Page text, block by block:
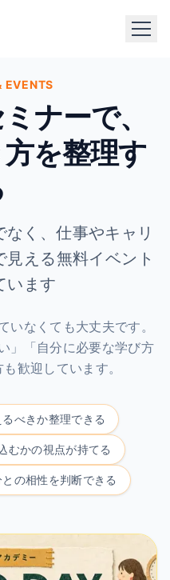
EVENTS
ナーで、
を整理す
く、仕事やキャリ
える無料イベント
います
いなくても大丈夫です。
」「自分に必要な学び方
歓迎しています。
べきか整理できる
むかの視点が持てる
の相性を判断できる